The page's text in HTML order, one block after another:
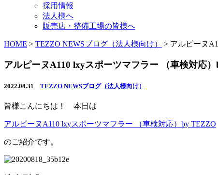
採用情報
法人様へ
販売店・整備工場の皆様へ
HOME > TEZZO NEWSブログ（法人様向け） > アルピーヌ
アルピーヌA110 lxyスポーツマフラー （車検対応
2022.08.31 TEZZO NEWSブログ（法人様向け）
皆様こんにちは！ 本日は
アルピーヌA110 lxyスポーツマフラー （車検対応）by TEZZO
のご紹介です。